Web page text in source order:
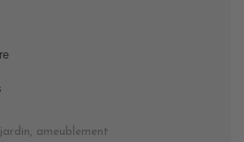
ameublement